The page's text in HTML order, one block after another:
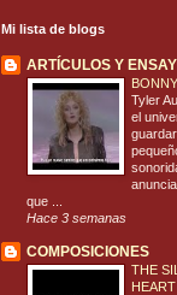
Mi lista de blogs
ARTÍCULOS Y
Tyler
el
que ...
Hace 3 semanas
COMPOSICIONES
THE
HEART